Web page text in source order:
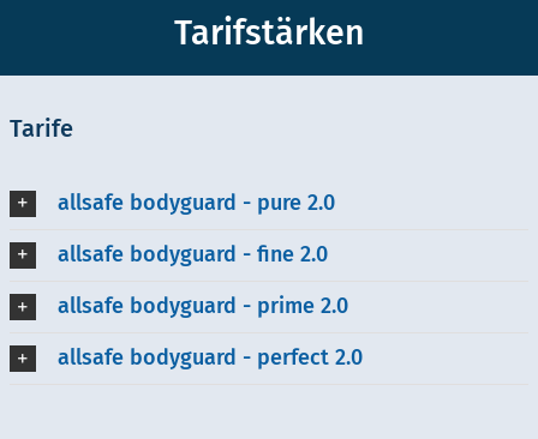
Tarifstärken
Tarife
allsafe bodyguard - pure 2.0
allsafe bodyguard - fine 2.0
allsafe bodyguard - prime 2.0
allsafe bodyguard - perfect 2.0